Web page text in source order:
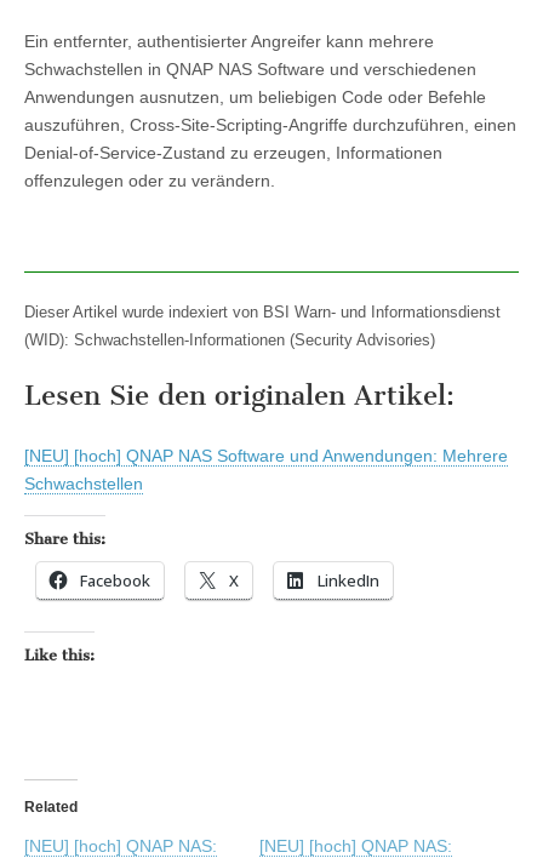
Ein entfernter, authentisierter Angreifer kann mehrere
Schwachstellen in QNAP NAS Software und verschiedenen
Anwendungen ausnutzen, um beliebigen Code oder Befehle
auszuführen, Cross-Site-Scripting-Angriffe durchzuführen, einen
Denial-of-Service-Zustand zu erzeugen, Informationen
offenzulegen oder zu verändern.
Dieser Artikel wurde indexiert von BSI Warn- und Informationsdienst
(WID): Schwachstellen-Informationen (Security Advisories)
Lesen Sie den originalen Artikel:
[NEU] [hoch] QNAP NAS Software und Anwendungen: Mehrere
Schwachstellen
Share this:
Facebook X LinkedIn
Like this:
Related
[NEU] [hoch] QNAP NAS:
[NEU] [hoch] QNAP NAS: